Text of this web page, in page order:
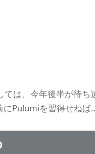
ては、今年後半が待ち
にPulumiを習得せねば